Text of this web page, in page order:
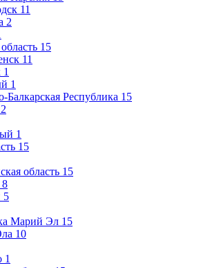
11
2
15
11
1
1
Балкарская Республика 15
1
15
область 15
8
5
Марий Эл 15
10
1